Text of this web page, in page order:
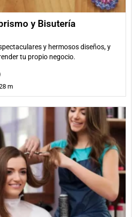
y Bisutería
y hermosos diseños, y
tu propio negocio.
m